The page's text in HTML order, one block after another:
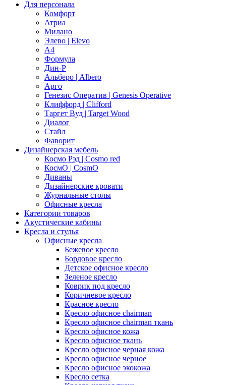
Для персонала
Комфорт
Атриа
Милано
Элево | Elevo
А4
Формула
Дин-Р
Альберо | Albero
Арго
Генезис Оператив | Genesis Operative
Клиффорд | Clifford
Таргет Вуд | Target Wood
Диалог
Стайл
Фаворит
Дизайнерская мебель
Космо Рэд | Cosmo red
КосмО | CosmO
Диваны
Дизайнерские кровати
Журнальные столы
Офисные кресла
Категории товаров
Акустические кабины
Кресла и стулья
Офисные кресла
Бежевое кресло
Бордовое кресло
Детское офисное кресло
Зеленое кресло
Коврик под кресло
Коричневое кресло
Красное кресло
Кресло офисное chairman
Кресло офисное chairman ткань
Кресло офисное кожа
Кресло офисное ткань
Кресло офисное черная кожа
Кресло офисное черное
Кресло офисное экокожа
Кресло сетка